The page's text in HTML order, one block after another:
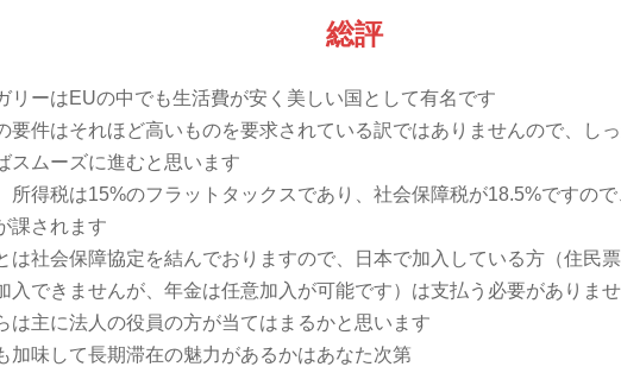
総評
リーはEUの中でも生活費が安く美しい国として有名です
要件はそれほど高いものを要求されている訳ではありませんので、し
スムーズに進むと思います
所得税は15%のフラットタックスであり、社会保障税が18.5%ですの
課されます
は社会保障協定を結んでおりますので、日本で加入している方（住民
入できませんが、年金は任意加入が可能です）は支払う必要がありま
は主に法人の役員の方が当てはまるかと思います
加味して長期滞在の魅力があるかはあなた次第